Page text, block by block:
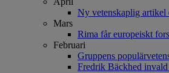
Ny vetenskaplig artikel
Mars
Rima får europeiskt
Februari
Gruppens
Fredrik Bäckhed